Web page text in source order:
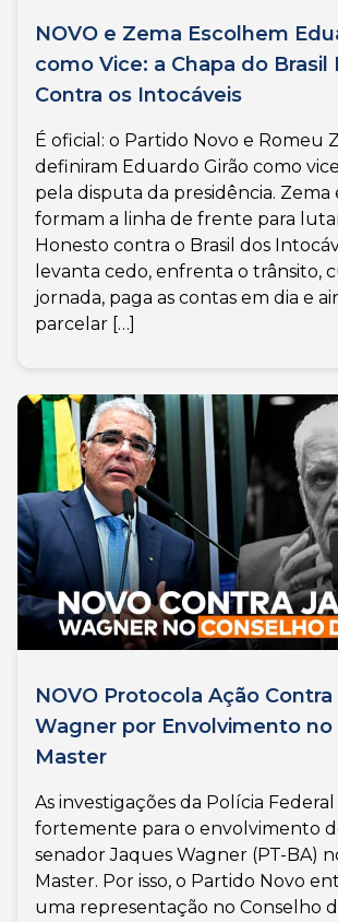
NOVO e Zema Escolhem
como Vice: a Chapa do Brasil
Contra os Intocáveis
É oficial: o Partido Novo e Romeu
definiram Eduardo Girão como
pela disputa da presidência. Zema
formam a linha de frente para
Honesto contra o Brasil dos
levanta cedo, enfrenta o trânsito,
jornada, paga as contas em dia e
parcelar […]
NOVO Protocola Ação
Wagner por Envolvimento no
Master
As investigações da Polícia
fortemente para o envolvimento
senador Jaques Wagner (PT-BA)
Master. Por isso, o Partido Novo
uma representação no Conselho